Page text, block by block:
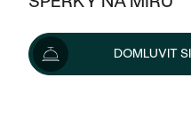
KOMBINOVANÉ
DLE STYLU
POSTRANNÍ
HALO
VÝPRODEJ
KDYŽ ŠPERKY
PLATINOVÉ
ZLATÉ
STŘÍBRNÉ
ŠPERKY SKLADEM
VÝPRODEJ
DOMLUVIT
37 296 Kčs kódemSUN10